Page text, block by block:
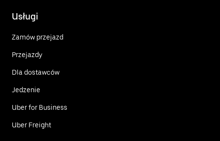
Usługi
Zamów przejazd
Przejazdy
Dla dostawców
Jedzenie
Uber for Business
Uber Freight